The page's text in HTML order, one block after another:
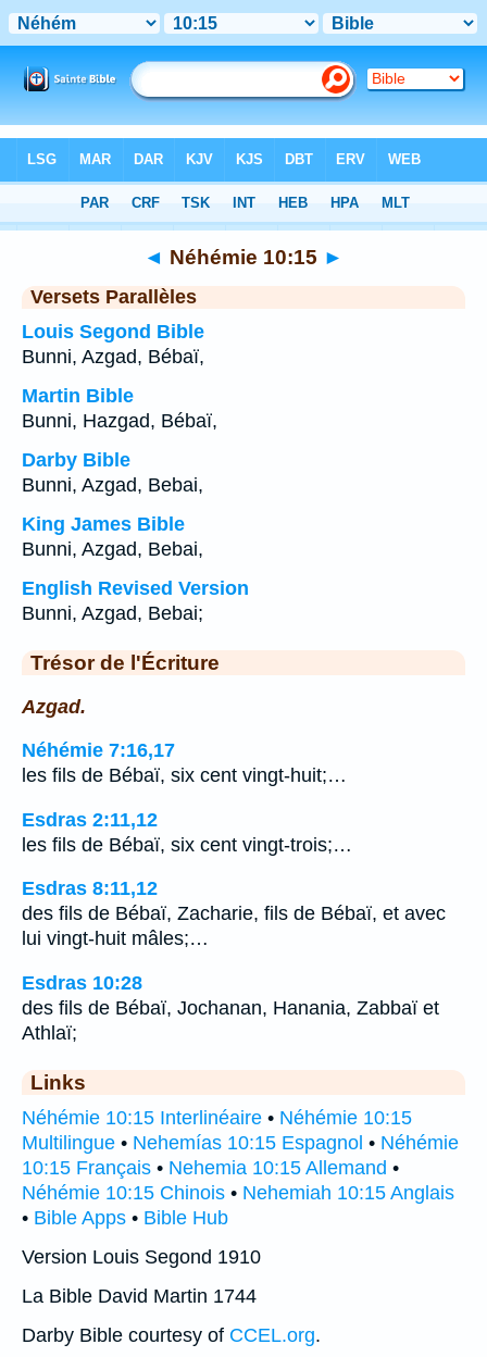
Chapitre 10> Verset 15
◄ Néhémie 10:15 ►
Versets Parallèles
Louis Segond Bible
Bunni, Azgad, Bébaï,
Martin Bible
Bunni, Hazgad, Bébaï,
Darby Bible
Bunni, Azgad, Bebai,
King James Bible
Bunni, Azgad, Bebai,
English Revised Version
Bunni, Azgad, Bebai;
Trésor de l'Écriture
Azgad.
Néhémie 7:16,17
les fils de Bébaï, six cent vingt-huit;…
Esdras 2:11,12
les fils de Bébaï, six cent vingt-trois;…
Esdras 8:11,12
des fils de Bébaï, Zacharie, fils de Bébaï, et avec
lui vingt-huit mâles;…
Esdras 10:28
des fils de Bébaï, Jochanan, Hanania, Zabbaï et
Athlaï;
Links
Néhémie 10:15 Interlinéaire • Néhémie 10:15
Multilingue • Nehemías 10:15 Espagnol • Néhémie
10:15 Français • Nehemia 10:15 Allemand •
Néhémie 10:15 Chinois • Nehemiah 10:15 Anglais
• Bible Apps • Bible Hub
Version Louis Segond 1910
La Bible David Martin 1744
Darby Bible courtesy of CCEL.org.